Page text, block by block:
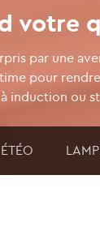
votre
par une
pour
induction ou